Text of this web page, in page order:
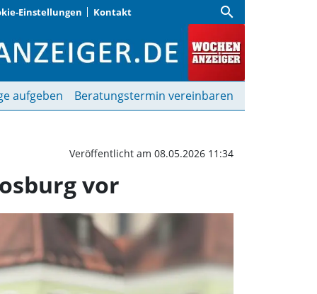
Einstellungen Kontakt search
Fraktionsspitze in
aufgeben Beratungstermin vereinbaren
Veröffentlicht am 08.05.2026 11:34
vor